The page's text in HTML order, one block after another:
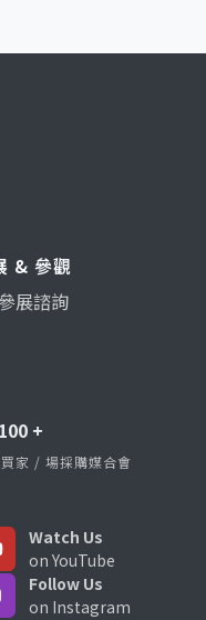
& 參觀
參展諮詢
100 +
家 / 場採購媒合會
Watch Us
on YouTube
Follow Us
on Instagram